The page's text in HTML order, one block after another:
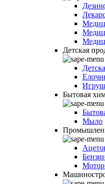
Детская
Бытовая
Мыло